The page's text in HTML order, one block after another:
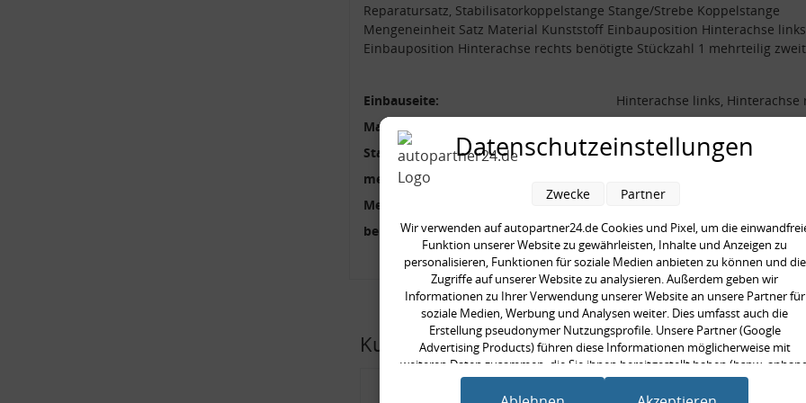
Reparatursatz, Stabilisatorkoppelstange Stange/Strebe Koppelstange
Mengeneinheit Satz Material Kunststoff Einbauposition Hinterachse links
Einbauposition Hinterachse rechts benötigte Stückzahl 1 mehrteilig
Einbauseite:
Hinterachse links, Hinterachse
Material:
Stange/Strebe:
Koppelstange
mehrteilig:
Mengeneinheit:
Satz
benötigte Stückzahl:
1
Kunden kauften auch
Datenschutzeinstellungen
Wir verwenden auf autopartner24.de Cookies und Pixel, um die
Funktion unserer Website zu gewährleisten, Inhalte und Anzeigen zu
personalisieren, Funktionen für soziale Medien anbieten zu können und die
Zugriffe auf unserer Website zu analysieren. Außerdem geben wir
Informationen zu Ihrer Verwendung unserer Website an unsere Partner für
soziale Medien, Werbung und Analysen weiter. Dies umfasst auch die
Erstellung pseudonymer Nutzungsprofile. Unsere Partner (Google
Advertising Products) führen diese Informationen möglicherweise mit
weiteren Daten zusammen, die Sie ihnen bereitgestellt haben (bspw.
eines persönlichen Accounts) oder welche sie im Rahmen Ihrer Nutzung der
Dienste gesammelt haben (bspw. Nutzungsdaten anderer Geräte). Ihre
Zwecke Partner